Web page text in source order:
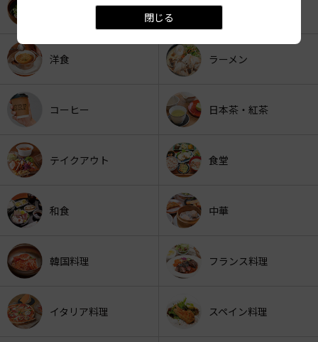
閉じる
うどん・そば LOVE THE CURRY
洋食 ラーメン
コーヒー 日本茶・紅茶
テイクアウト 食堂
和食 中華
韓国料理 フランス料理
イタリア料理 スペイン料理